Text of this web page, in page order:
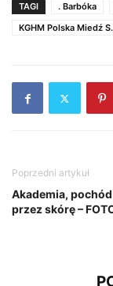
TAGI . Barbóka
KGHM Polska Miedź
Poprzedni artykuł
Akademia,
przez skórę –